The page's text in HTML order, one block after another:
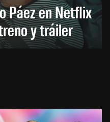
Páez en Netflix
y tráiler